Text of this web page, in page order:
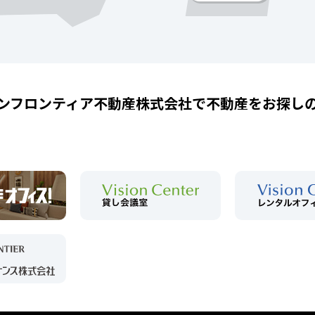
フロンティア不動産株式会社で不動産をお探し